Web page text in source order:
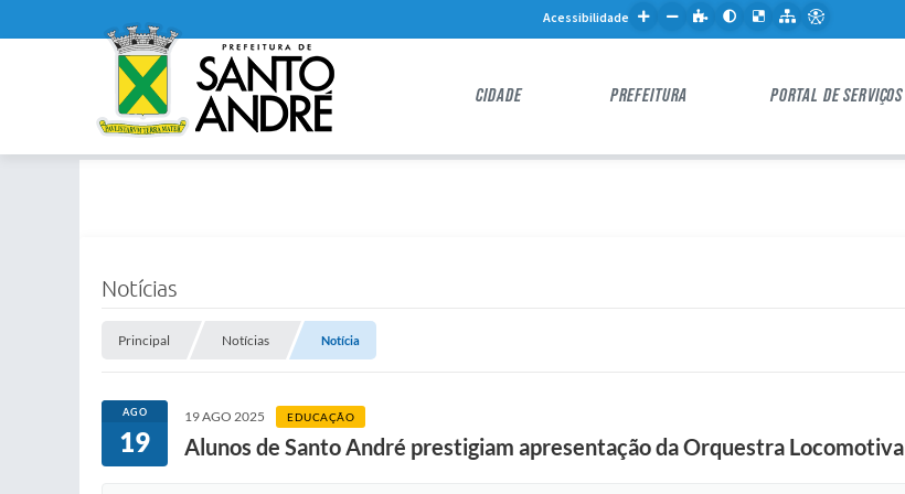
Acessibilidade
CIDADE PREFEITURA PORTAL DE SERVIÇOS
Notícias
Principal Notícias Notícia
AGO
19
19 AGO 2025 EDUCAÇÃO
Alunos de Santo André prestigiam apresentação da Orquestra Locomotiva